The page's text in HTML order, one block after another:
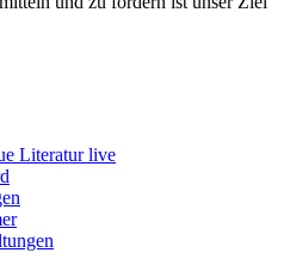
Literatur live